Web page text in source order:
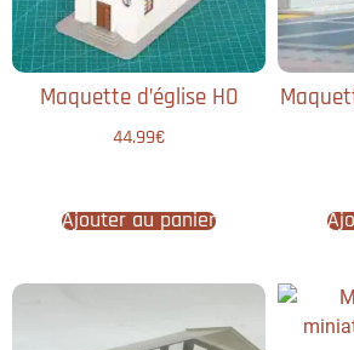
Maquette d’église HO
44.99€
Ajouter au panier